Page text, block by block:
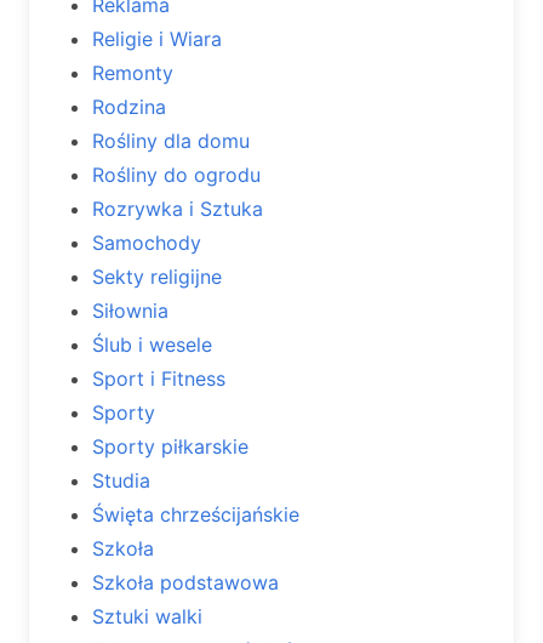
Religie i Wiara
Remonty
Rodzina
Rośliny dla domu
Rośliny do ogrodu
Rozrywka i Sztuka
Samochody
Sekty religijne
Siłownia
Ślub i wesele
Sport i Fitness
Sporty
Sporty piłkarskie
Studia
Święta chrześcijańskie
Szkoła
Szkoła podstawowa
Sztuki walki